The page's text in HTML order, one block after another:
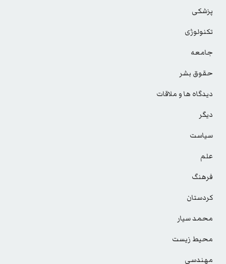
پزشکی
تکنولوژی
جامعه
حقوق بشر
دیدگاه ها و ملاقات
دیگر
سیاست
علم
فرهنگ
کردستان
محمد سیار
محیط زیست
مهندسی